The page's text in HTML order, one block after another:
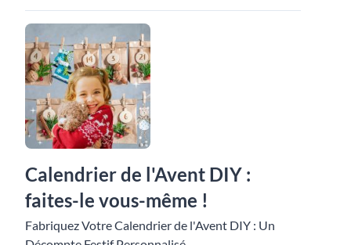
Calendrier de l'Avent DIY :
faites-le vous-même !
Fabriquez Votre Calendrier de l'Avent DIY : Un